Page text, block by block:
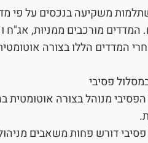
המדדים מורכבים ממניות,
המדדים הללו בצורה
פסיבי
הפסיבי מנוהל בצורה
פסיבי דורש פחות משאבים